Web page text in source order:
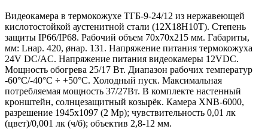
Видеокамера в термокожухе ТГБ-9-24/12 из нержавеющей
кислотостойкой аустенитной стали (12Х18Н10Т). Степень
защиты IP66/IP68. Рабочий объем 70х70х215 мм. Габариты,
мм: Lнар. 420, øнар. 131. Напряжение питания термокожуха
24V DC/AC. Напряжение питания видеокамеры 12VDC.
Мощность обогрева 25/17 Вт. Диапазон рабочих температур
-60°С/-40°С ÷ +50°C. Холодный пуск. Максимальная
потребляемая мощность 37/27Вт. В комплекте настенный
кронштейн, солнцезащитный козырёк. Камера XNB-6000,
разрешение 1945x1097 (2 Мр); чувствительность 0,01 лк
(цвет)/0,001 лк (ч/б); объектив 2,8-12 мм.